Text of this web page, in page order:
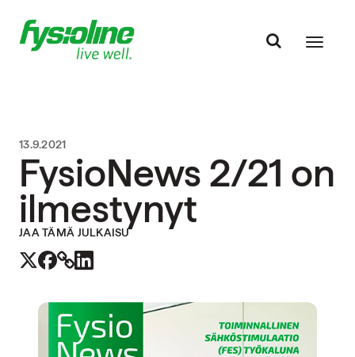
13.9.2021
FysioNews 2/21 on
ilmestynyt
JAA TÄMÄ JULKAISU